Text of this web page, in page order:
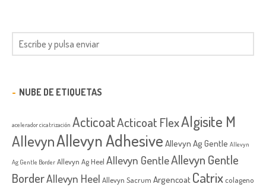
NUBE DE ETIQUETAS
acelerador cicatrización ActicoatActicoat FlexAlgisite M
AllevynAllevyn Adhesive Allevyn Ag Gentle Allevyn
Ag Gentle Border Allevyn Ag Heel Allevyn GentleAllevyn Gentle
BorderAllevyn Heel Allevyn Sacrum Argencoat Catrix colageno